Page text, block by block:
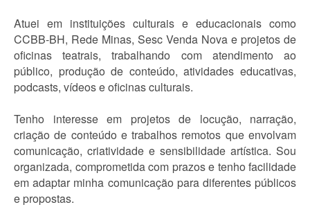
Atuei em instituições culturais e educacionais como
CCBB-BH, Rede Minas, Sesc Venda Nova e projetos de
oficinas teatrais, trabalhando com atendimento ao
público, produção de conteúdo, atividades educativas,
podcasts, vídeos e oficinas culturais.
Tenho interesse em projetos de locução, narração,
criação de conteúdo e trabalhos remotos que envolvam
comunicação, criatividade e sensibilidade artística. Sou
organizada, comprometida com prazos e tenho facilidade
em adaptar minha comunicação para diferentes públicos
e propostas.